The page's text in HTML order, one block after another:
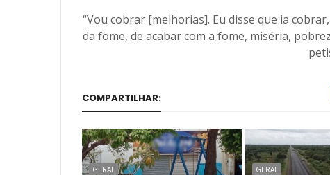
“Vou cobrar [melhorias]. Eu disse que ia
da fome, de acabar com a fome, miséria,
COMPARTILHAR:
GERAL GERAL